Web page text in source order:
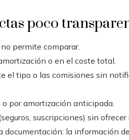
poco
permite comparar.
o en el coste total.
el tipo o las comisiones sin
por amortización anticipada.
suscripciones) sin
la información